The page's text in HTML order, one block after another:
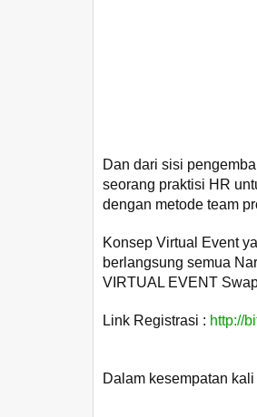
Dan dari sisi
seorang praktisi HR
dengan metode team
Konsep Virtual Event
berlangsung semua
VIRTUAL EVENT
Link Registrasi : http://
Dalam kesempatan